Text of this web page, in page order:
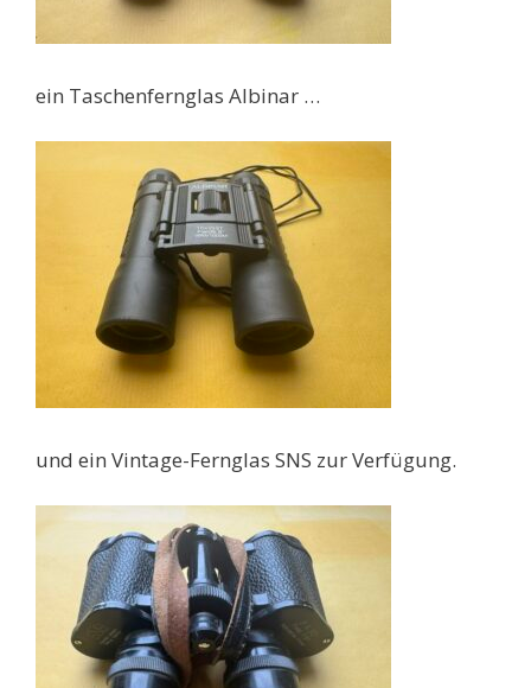
ein Taschenfernglas Albinar …
und ein Vintage-Fernglas SNS zur Verfügung.